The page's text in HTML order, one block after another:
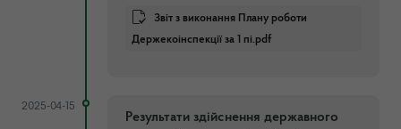
Звіт з виконання Плану роботи
Держекоінспекції за 1 пі.pdf
2025-04-15
Результати здійснення державного